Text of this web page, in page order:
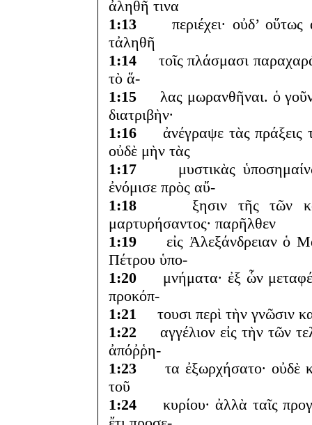
ἀληθῆ τινα
1:13 περιέχει· οὐδ’ οὕτως
τἀληθῆ
1:14 τοῖς πλάσμασι
τὸ ἅ-
1:15 λας μωρανθῆναι. ὁ
διατριβὴν·
1:16 ἀνέγραψε τὰς πράξεις
οὐδὲ μὴν τὰς
1:17 μυστικὰς
ἐνόμισε πρὸς αὔ-
1:18 ξησιν τῆς τῶν
μαρτυρήσαντος· παρῆλθεν
1:19 εἰς Ἀλεξάνδρειαν ὁ
Πέτρου ὑπο-
1:20 μνήματα· ἐξ ὧν
προκόπ-
1:21
τουσι περὶ τὴν γνῶσιν
1:22 αγγέλιον εἰς τὴν τῶν
ἀπόῤῥη-
1:23 τα ἐξωρχήσατο· οὐδὲ
τοῦ
1:24 κυρίου· ἀλλὰ ταῖς